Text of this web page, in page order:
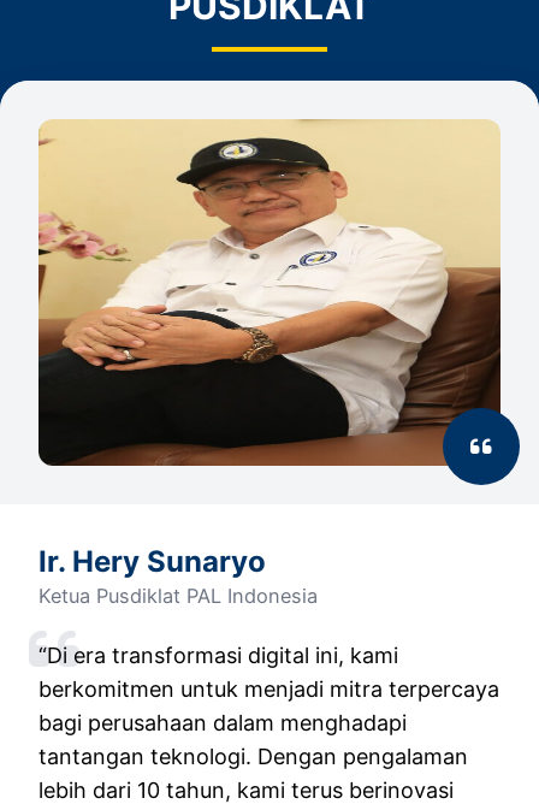
Ir. Hery Sunaryo
Ketua Pusdiklat PAL Indonesia
“Di era transformasi digital ini, kami
berkomitmen untuk menjadi mitra terpercaya
bagi perusahaan dalam menghadapi
tantangan teknologi. Dengan pengalaman
lebih dari 10 tahun, kami terus berinovasi